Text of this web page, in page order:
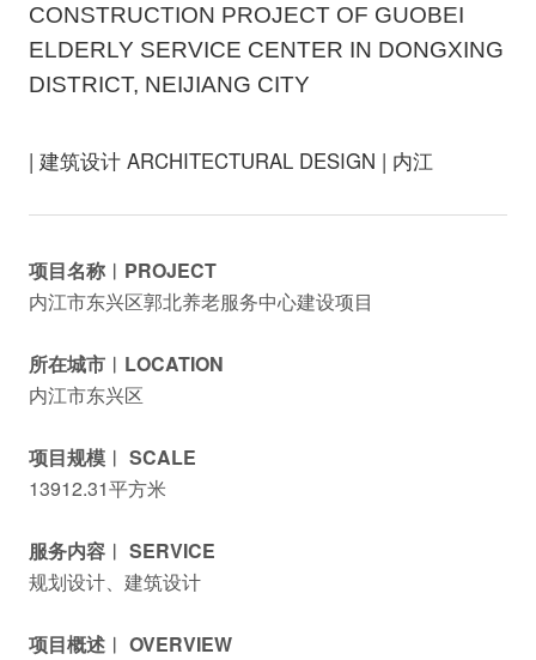
CONSTRUCTION PROJECT OF GUOBEI
ELDERLY SERVICE CENTER IN DONGXING
DISTRICT, NEIJIANG CITY
| 建筑设计 ARCHITECTURAL DESIGN | 内江
项目名称︱PROJECT
内江市东兴区郭北养老服务中心建设项目
所在城市︱LOCATION
内江市东兴区
项目规模︱ SCALE
13912.31平方米
服务内容︱ SERVICE
规划设计、建筑设计
项目概述︱ OVERVIEW